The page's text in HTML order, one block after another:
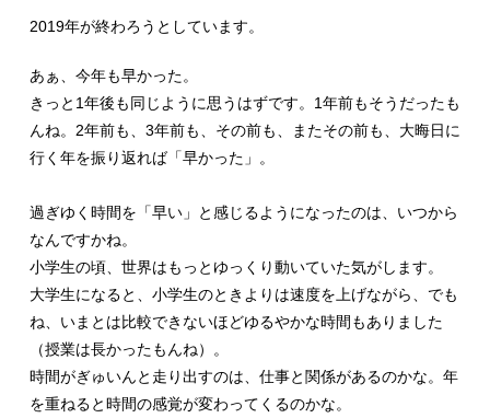
2019年が終わろうとしています。
あぁ、今年も早かった。
きっと1年後も同じように思うはずです。1年前もそうだったも
んね。2年前も、3年前も、その前も、またその前も、大晦日に
行く年を振り返れば「早かった」。
過ぎゆく時間を「早い」と感じるようになったのは、いつから
なんですかね。
小学生の頃、世界はもっとゆっくり動いていた気がします。
大学生になると、小学生のときよりは速度を上げながら、でも
ね、いまとは比較できないほどゆるやかな時間もありました
（授業は長かったもんね）。
時間がぎゅいんと走り出すのは、仕事と関係があるのかな。年
を重ねると時間の感覚が変わってくるのかな。